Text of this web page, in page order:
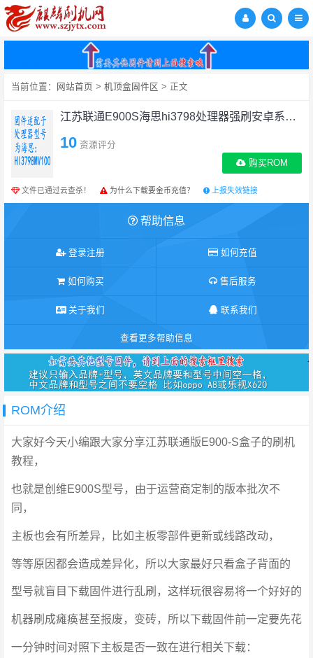
当前位置： 网站首页 > 机顶盒固件区 > 正文
江苏联通E900S海思hi3798处理器强刷安卓系统教程
10 资源评分
购买ROM
文件已通过云查杀！ 为什么下载要金币充值？ 上报失效链接
帮助信息
登录注册 如何充值
如何购买 售后服务
关于我们 联系我们
查看更多帮助信息
ROM介绍
大家好今天小编跟大家分享江苏联通版E900-S盒子的刷机
教程，
也就是创维E900S型号，由于运营商定制的版本批次不
同，
主板也会有所差异，比如主板零部件更新或线路改动，
等等原因都会造成差异化，所以大家最好只看盒子背面的
型号就盲目下载固件进行乱刷，这样玩很容易将一个好好的
机器刷成瘫痪甚至报废，变砖，所以下载固件前一定要先花
一分钟时间对照下主板是否一致在进行相关下载：